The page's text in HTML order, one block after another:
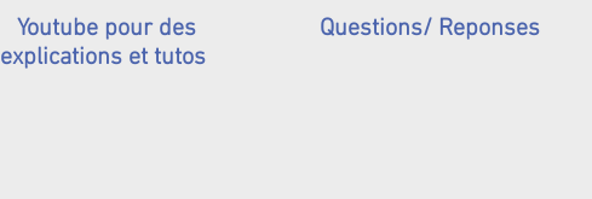
Youtube pour des
explications et tutos
Questions/ Reponses